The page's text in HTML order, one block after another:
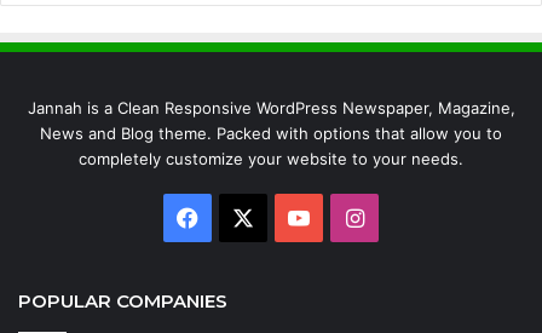
Jannah is a Clean Responsive WordPress Newspaper, Magazine,
News and Blog theme. Packed with options that allow you to
completely customize your website to your needs.
Facebook YouTubeInstagram
POPULAR COMPANIES